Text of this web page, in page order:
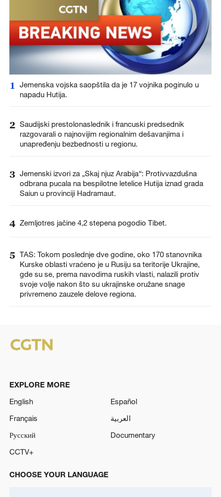
1
Jemenska vojska saopštila da je 17 vojnika poginulo u
napadu Hutija.
2 Saudijski prestolonaslednik i francuski predsednik
razgovarali o najnovijim regionalnim dešavanjima i
unapređenju bezbednosti u regionu.
3 Jemenski izvori za „Skaj njuz Arabija“: Protivvazdušna
odbrana pucala na bespilotne letelice Hutija iznad grada
Saiun u provinciji Hadramaut.
4 Zemljotres jačine 4,2 stepena pogodio Tibet.
5 TAS: Tokom poslednje dve godine, oko 170 stanovnika
Kurske oblasti vraćeno je u Rusiju sa teritorije Ukrajine,
gde su se, prema navodima ruskih vlasti, nalazili protiv
svoje volje nakon što su ukrajinske oružane snage
privremeno zauzele delove regiona.
EXPLORE MORE
English
Español
Français
العربية
Русский
Documentary
CCTV+
CHOOSE YOUR LANGUAGE